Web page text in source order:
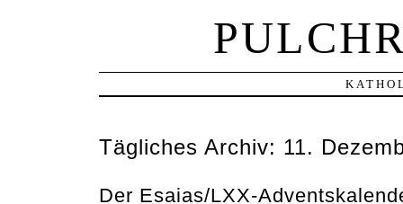
Tägliches Archiv: 11.
Der Esaias/LXX-